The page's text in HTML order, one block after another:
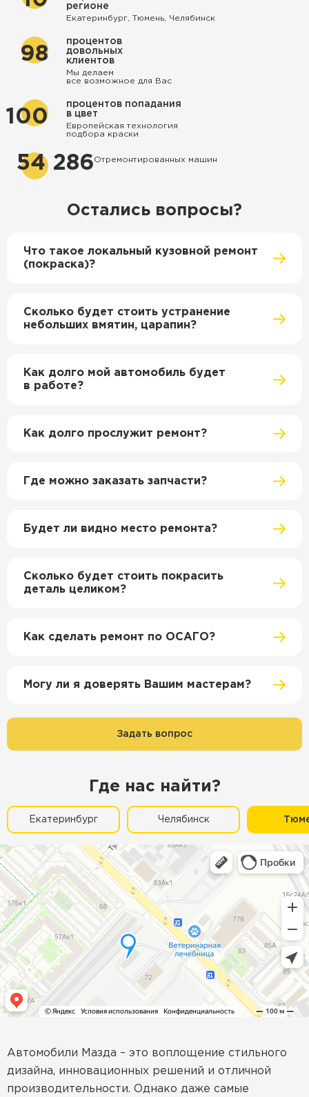
регионе
Екатеринбург, Тюмень, Челябинск
98
процентов
довольных
клиентов
Мы делаем
все возможное для Вас
100
процентов попадания
в цвет
Европейская технология
подбора краски
54 286Отремонтированных машин
Остались вопросы?
Что такое локальный кузовной ремонт
(покраска)?
Сколько будет стоить устранение
небольших вмятин, царапин?
Как долго мой автомобиль будет
в работе?
Как долго прослужит ремонт?
Где можно заказать запчасти?
Будет ли видно место ремонта?
Сколько будет стоить покрасить
деталь целиком?
Как сделать ремонт по ОСАГО?
Могу ли я доверять Вашим мастерам?
Задать вопрос
Где нас найти?
Екатеринбург Челябинск
Автомобили Мазда – это воплощение стильного
дизайна, инновационных решений и отличной
производительности. Однако даже самые